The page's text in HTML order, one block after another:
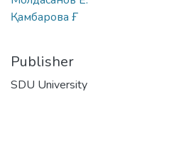
Қамбарова Ғ.
Publisher
SDU University